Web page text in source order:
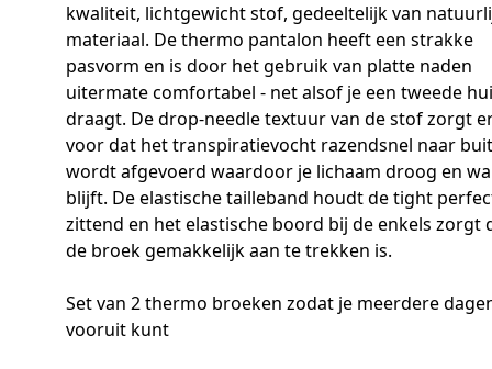
kwaliteit, lichtgewicht stof, gedeeltelijk van
materiaal. De thermo pantalon heeft een strakke
pasvorm en is door het gebruik van platte naden
uitermate comfortabel - net alsof je een tweede
draagt. De drop-needle textuur van de stof zorgt
voor dat het transpiratievocht razendsnel naar
wordt afgevoerd waardoor je lichaam droog en
blijft. De elastische tailleband houdt de tight
zittend en het elastische boord bij de enkels zorgt
de broek gemakkelijk aan te trekken is.
Set van 2 thermo broeken zodat je meerdere
vooruit kunt